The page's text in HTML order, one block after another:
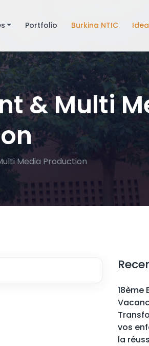
Portfolio Burkina NTIC
& Multi
Media Production
18ème
vos
la